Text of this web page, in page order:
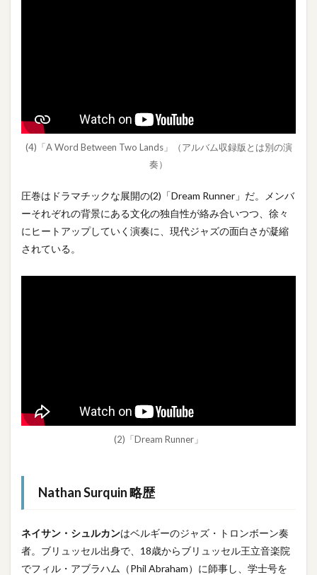
(4)「A Word Between Two Lands」（アルバム収録版とは別の演
奏）
圧巻はドラマチックな展開の(2)「Dream Runner」だ。メンバ
ーそれぞれの背景にある文化の独自性が絡み合いつつ、徐々
にヒートアップしていく演奏に、現代ジャズの面白さが凝縮
されている。
(2)「Dream Runner」
Nathan Surquin 略歴
ネイサン・シュルカンはベルギーのジャズ・トロンボーン奏
者。ブリュッセル出身で、18歳からブリュッセル王立音楽院
でフィル・アブラハム（Phil Abraham）に師事し、学士号を